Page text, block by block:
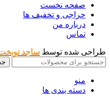
صفحه نخست
حراجی و تخفیف ها
درباره من
تماس
طراحی شده توسط ساجد
منو
دسته بندی ها